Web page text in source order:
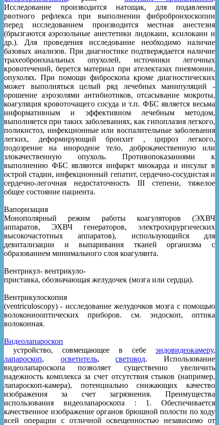
Исследование производится натощак, для подавления
рвотного рефлекса при выполнении фибробронхоскопии
перед исследованием производится местная анестезия
(брызгаются аэрозольные анестетики лидокаин, ксилокаин и
др.). Для проведения исследование необходимо наличие
базовых анализов. При диагностике подтверждается наличие
трахеобронхиальных опухолей, источники легочных
кровотечений, берется материал при ателектазах пневмонии,
опухолях. При помощи фиброскопа кроме диагностических
может выполняться целый ряд лечебных манипуляций -
орошение аэрозолями антибиотиков, отсасывание мокроты,
коагуляция кровоточащего сосуда и т.п. ФБС является весьма
информативным и эффективном лечебным методом,
выполняется при таких заболеваниях, как гипоплазия легкого,
поликистоз, инфекционные или воспалительные заболевания
легких, деформирующий бронхит , цирроз легкого,
подозрение на инородное тело, доброкачественную или
злокачественную опухоль. Противопоказаниями к
выполнению ФБС являются инфаркт миокарда и инсульт в
острой стадии, инфекционный гепатит, сердечно-сосудистая и
сердечно-легочная недостаточность III степени, тяжелое
общее состояние пациента.
Вапоризация
Монополярный режим работы коагуляторов (ЭХВЧ
аппаратов, ЭХВЧ генераторов, электрохирургических
высокочастотных аппаратов), использующийся для
девитализации и выпаривания тканей организма с
образованием минимального слоя коагулянта.
Вентрикул- вентрикуло-
приставка, обозначающая желудочек (мозга или сердца).
Вентрикулоскопия
(ventriculoscopy) - исследование желудочков мозга с помощью
волоконнооптических приборов. см. эндоскоп, оптика
волоконная.
Видеолапароскоп
устройство, совмещающее в себе эндовидеокамеру,
лапароскоп, осветитель,световод. Использование
видеолапароскопа позволяет существенно увеличить
надежность комплекса за счет отсутствия стыков (например,
лапароскоп-камера), потенциально снижающих качество
изображения за счет загрязнения. Преимущества
использования видеолапароскопа : 1. Обеспечивается
качественное изображение органов брюшной полости по ходу
всей операции с отличной освещенностью независимо от